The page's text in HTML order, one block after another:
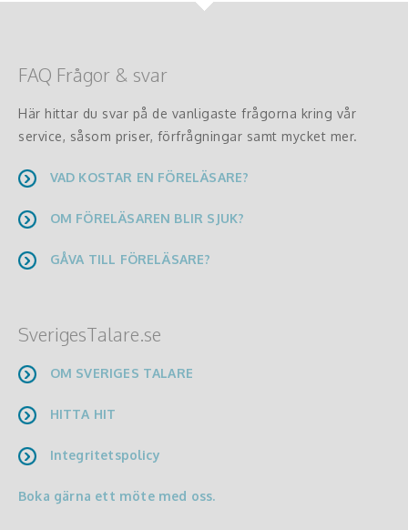
FAQ Frågor & svar
Här hittar du svar på de vanligaste frågorna kring vår
service, såsom priser, förfrågningar samt mycket mer.
VAD KOSTAR EN FÖRELÄSARE?
OM FÖRELÄSAREN BLIR SJUK?
GÅVA TILL FÖRELÄSARE?
SverigesTalare.se
OM SVERIGES TALARE
HITTA HIT
Integritetspolicy
Boka gärna ett möte med oss.